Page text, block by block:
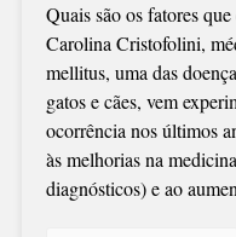
Quais são os fatores
Carolina Cristofolini,
mellitus, uma das
gatos e cães, vem
ocorrência nos últimos
às melhorias na
diagnósticos) e ao